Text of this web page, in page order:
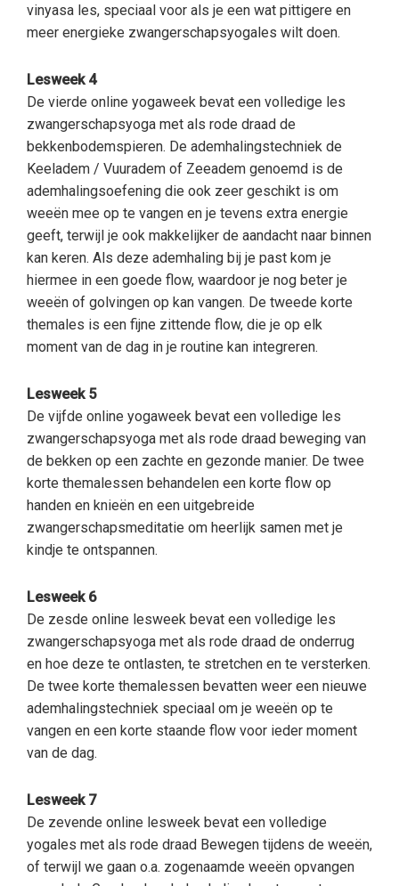
vinyasa les, speciaal voor als je een wat pittigere en
meer energieke zwangerschapsyogales wilt doen.
Lesweek 4
De vierde online yogaweek bevat een volledige les
zwangerschapsyoga met als rode draad de
bekkenbodemspieren. De ademhalingstechniek de
Keeladem / Vuuradem of Zeeadem genoemd is de
ademhalingsoefening die ook zeer geschikt is om
weeën mee op te vangen en je tevens extra energie
geeft, terwijl je ook makkelijker de aandacht naar binnen
kan keren. Als deze ademhaling bij je past kom je
hiermee in een goede flow, waardoor je nog beter je
weeën of golvingen op kan vangen. De tweede korte
themales is een fijne zittende flow, die je op elk
moment van de dag in je routine kan integreren.
Lesweek 5
De vijfde online yogaweek bevat een volledige les
zwangerschapsyoga met als rode draad beweging van
de bekken op een zachte en gezonde manier. De twee
korte themalessen behandelen een korte flow op
handen en knieën en een uitgebreide
zwangerschapsmeditatie om heerlijk samen met je
kindje te ontspannen.
Lesweek 6
De zesde online lesweek bevat een volledige les
zwangerschapsyoga met als rode draad de onderrug
en hoe deze te ontlasten, te stretchen en te versterken.
De twee korte themalessen bevatten weer een nieuwe
ademhalingstechniek speciaal om je weeën op te
vangen en een korte staande flow voor ieder moment
van de dag.
Lesweek 7
De zevende online lesweek bevat een volledige
yogales met als rode draad Bewegen tijdens de weeën,
of terwijl we gaan o.a. zogenaamde weeën opvangen